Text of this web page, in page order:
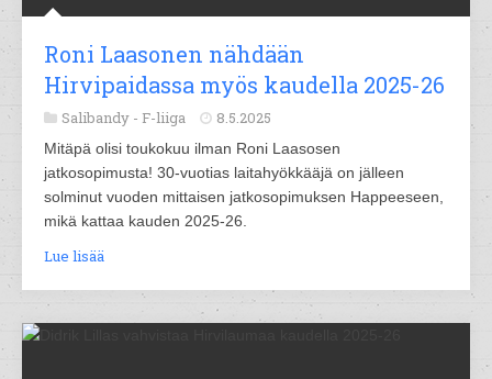
Roni Laasonen nähdään
Hirvipaidassa myös kaudella 2025-26
Salibandy - F-liiga 8.5.2025
Mitäpä olisi toukokuu ilman Roni Laasosen
jatkosopimusta! 30-vuotias laitahyökkääjä on jälleen
solminut vuoden mittaisen jatkosopimuksen Happeeseen,
mikä kattaa kauden 2025-26.
Lue lisää